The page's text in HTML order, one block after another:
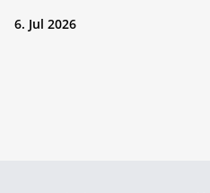
6. Jul 2026